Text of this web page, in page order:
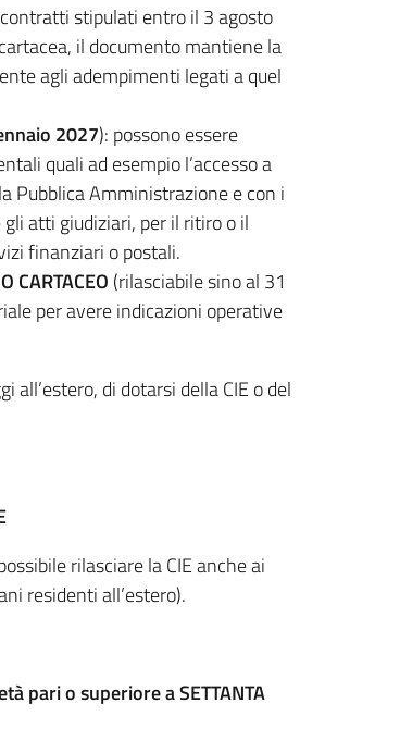
stipulati entro il 3 agosto
il documento mantiene la
agli adempimenti legati a quel
2027): possono essere
quali ad esempio l’accesso a
Pubblica Amministrazione e con i
atti giudiziari, per il ritiro o il
finanziari o postali.
CARTACEO (rilasciabile sino al 31
per avere indicazioni operative
di dotarsi della CIE o del
rilasciare la CIE anche ai
residenti all’estero).
pari o superiore a SETTANTA